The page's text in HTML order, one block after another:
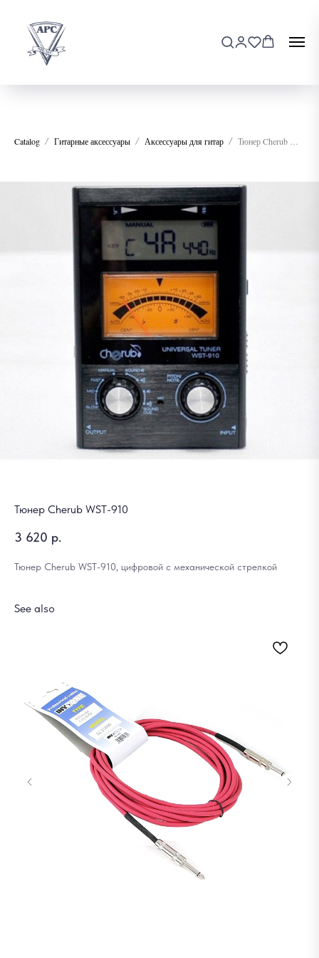
Catalog Гитарные аксессуары Аксессуары для гитар
Тюнер Cherub WST-910
3 620 р.
Тюнер Cherub WST-910, цифровой с механической стрелкой
See also